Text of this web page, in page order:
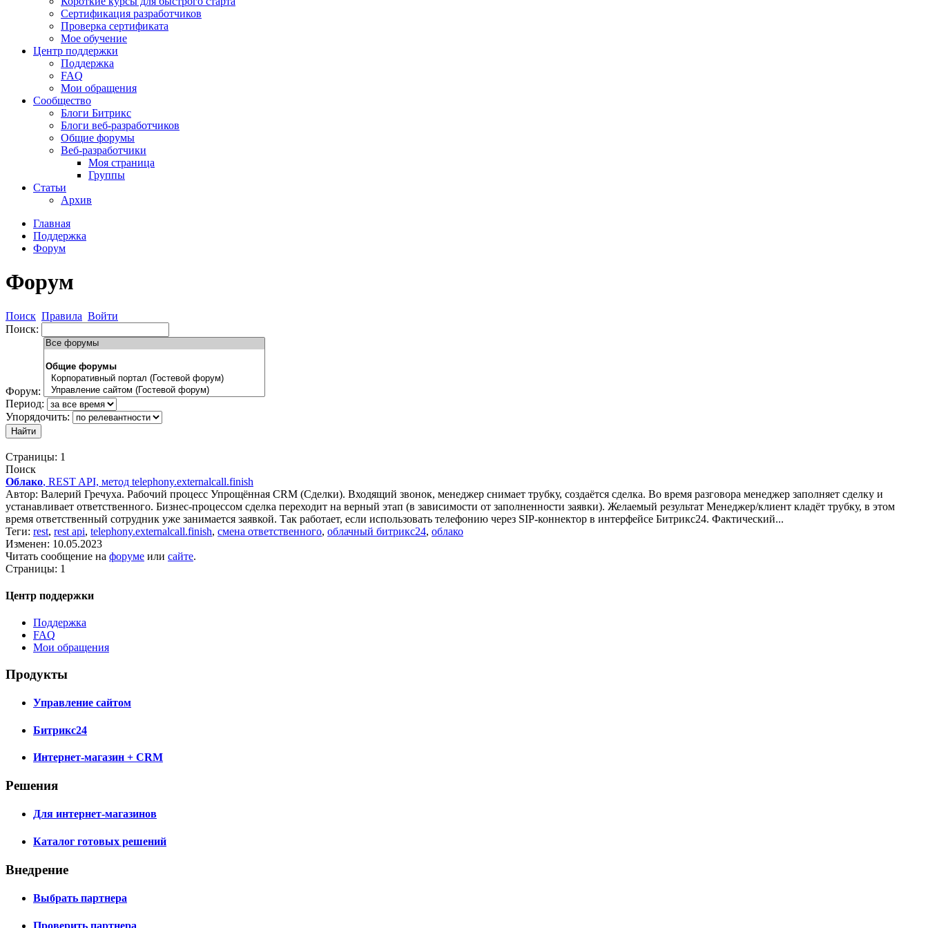
Сертификация разработчиков
Проверка сертификата
Мое обучение
Центр поддержки
Поддержка
FAQ
Мои обращения
Сообщество
Блоги Битрикс
Блоги веб-разработчиков
Общие форумы
Веб-разработчики
Моя страница
Группы
Статьи
Архив
Главная
Поддержка
Форум
Форум
Поиск Правила Войти
Поиск:
Форум:
Период:
Упорядочить:
Страницы: 1
Поиск
Облако, REST API, метод telephony.externalcall.finish
Автор: Валерий Гречуха. Рабочий процесс Упрощённая CRM (Сделки). Входящий звонок, менеджер снимает трубку, создаётся сделка. Во время разговора менеджер заполняет сделку и
устанавливает ответственного. Бизнес-процессом сделка переходит на верный этап (в зависимости от заполненности заявки). Желаемый результат Менеджер/клиент кладёт трубку, в этом
время ответственный сотрудник уже занимается заявкой. Так работает, если использовать телефонию через SIP-коннектор в интерфейсе Битрикс24. Фактический...
Теги: rest, rest api, telephony.externalcall.finish, смена ответственного, облачный битрикс24, облако
Изменен: 10.05.2023
Читать сообщение на форуме или сайте.
Страницы: 1
Центр поддержки
Поддержка
FAQ
Мои обращения
Продукты
Управление сайтом
Битрикс24
Интернет-магазин + CRM
Решения
Для интернет-магазинов
Каталог готовых решений
Внедрение
Выбрать партнера
Проверить партнера